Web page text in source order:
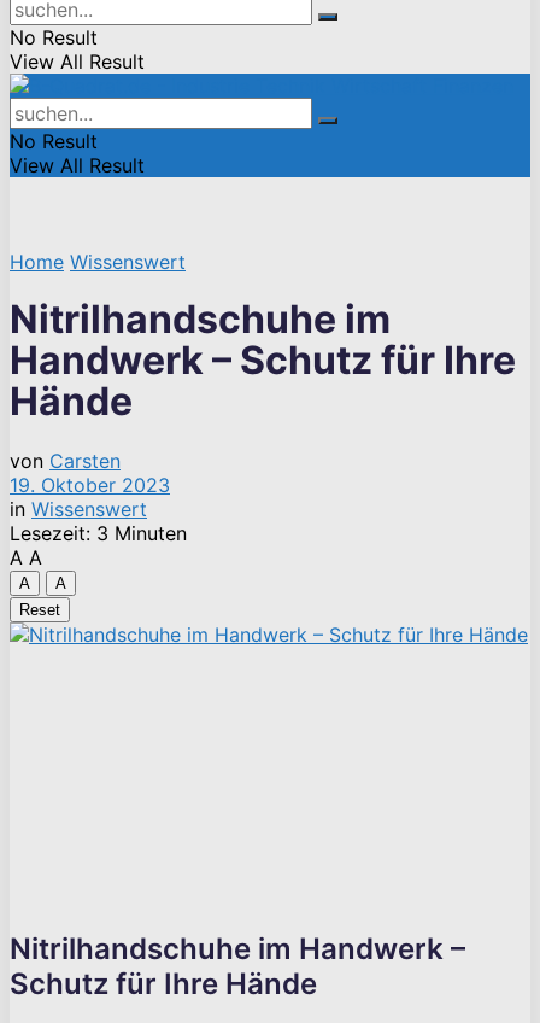
No Result
View All Result
No Result
View All Result
Home Wissenswert
Nitrilhandschuhe im
Handwerk – Schutz für Ihre
Hände
von Carsten
19. Oktober 2023
in Wissenswert
Lesezeit: 3 Minuten
A A
A
A
Reset
Nitrilhandschuhe im Handwerk –
Schutz für Ihre Hände